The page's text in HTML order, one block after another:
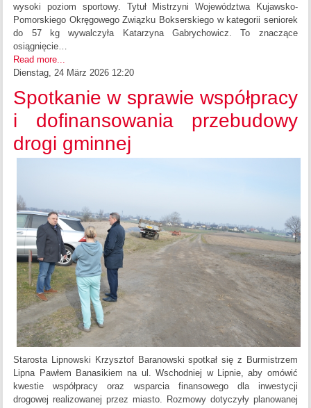
wysoki poziom sportowy. Tytuł Mistrzyni Województwa Kujawsko-
Pomorskiego Okręgowego Związku Bokserskiego w kategorii seniorek
do 57 kg wywalczyła Katarzyna Gabrychowicz. To znaczące
osiągnięcie…
Read more...
Dienstag, 24 März 2026 12:20
Spotkanie w sprawie współpracy
i dofinansowania przebudowy
drogi gminnej
Starosta Lipnowski Krzysztof Baranowski spotkał się z Burmistrzem
Lipna Pawłem Banasikiem na ul. Wschodniej w Lipnie, aby omówić
kwestie współpracy oraz wsparcia finansowego dla inwestycji
drogowej realizowanej przez miasto. Rozmowy dotyczyły planowanej